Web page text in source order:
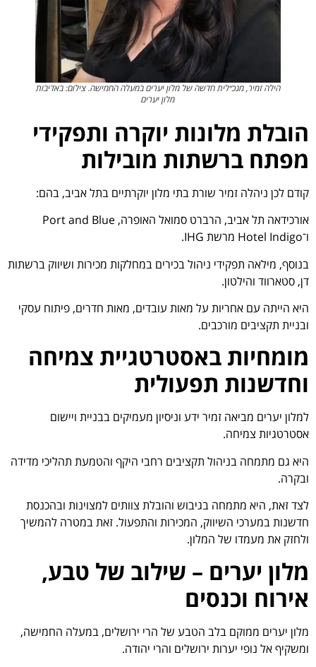
הילה זמיר, מנכ״לית חדשה של מלון יערים במעלה החמישה. צילום: באדיבות
מלון יערים
הובלת מלונות יוקרה ותפקידי
מפתח ברשתות מובילות
קודם לכן ניהלה זמיר שורת בתי מלון יוקרתיים בתל אביב, בהם:
אורכידאה תל אביב, הרברט סמואל האופרה, Port and Blue
ו־Hotel Indigo מרשת IHG.
בנוסף, מילאה תפקידי ניהול בכירים במחלקות מכירות ושיווק ברשתות
דן, סטארווד והילטון.
היא הייתה עם אחריות על מאות עובדים, מאות חדרים, פיתוח עסקי
ובניית תקציבים מורכבים.
מומחיות באסטרטגיית צמיחה
וחדשנות תפעולית
למלון יערים מביאה זמיר ידע וניסיון מעמיקים בבניית ויישום
אסטרטגיות צמיחה.
היא גם מתמחה בניהול תקציבים רחבי היקף והטמעת תהליכי מדידה
ובקרה.
לצד זאת, היא מתמחה בגיבוש והובלת צוותים למצוינות ובהכנסת
חדשנות במערכי השיווק, המכירות והתפעול. זאת במטרה להמשיך
ולחזק את מעמדו של המלון.
מלון יערים – שילוב של טבע,
אירוח וכנסים
מלון יערים ממוקם בלב הטבע של הרי ירושלים, במעלה החמישה,
ומשקיף אל נופי יערות ירושלים והרי יהודה.